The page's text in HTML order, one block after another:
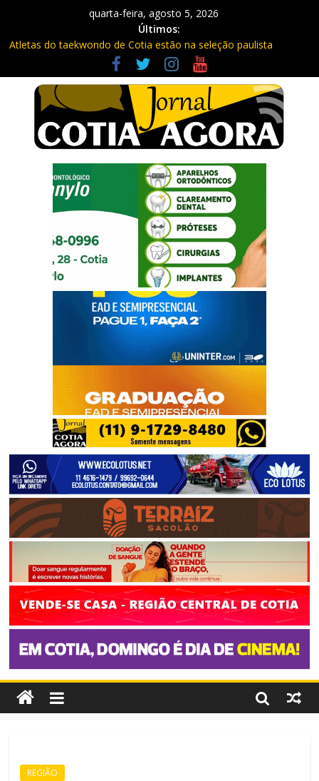
quarta-feira, agosto 5, 2026
Últimos:
Atletas do taekwondo de Cotia estão na seleção paulista
Fique atento: Câmeras com IA na Raposo Tavares já estão
multando
Repasse de impostos estaduais para Cotia já rendeu quase R$
300 milhões no ano
Três procurados da Justiça são presos em Cotia e Vargem
Grande pela PM
REGIÃO